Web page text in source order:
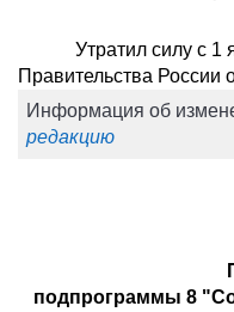
Утратил силу с 1
Правительства России
Информация об
редакцию
подпрограммы 8